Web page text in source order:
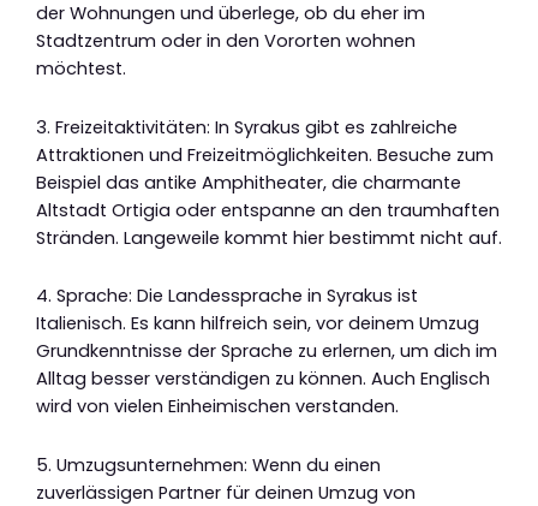
der Wohnungen und überlege, ob du eher im
Stadtzentrum oder in den Vororten wohnen
möchtest.
3. Freizeitaktivitäten: In Syrakus gibt es zahlreiche
Attraktionen und Freizeitmöglichkeiten. Besuche zum
Beispiel das antike Amphitheater, die charmante
Altstadt Ortigia oder entspanne an den traumhaften
Stränden. Langeweile kommt hier bestimmt nicht auf.
4. Sprache: Die Landessprache in Syrakus ist
Italienisch. Es kann hilfreich sein, vor deinem Umzug
Grundkenntnisse der Sprache zu erlernen, um dich im
Alltag besser verständigen zu können. Auch Englisch
wird von vielen Einheimischen verstanden.
5. Umzugsunternehmen: Wenn du einen
zuverlässigen Partner für deinen Umzug von